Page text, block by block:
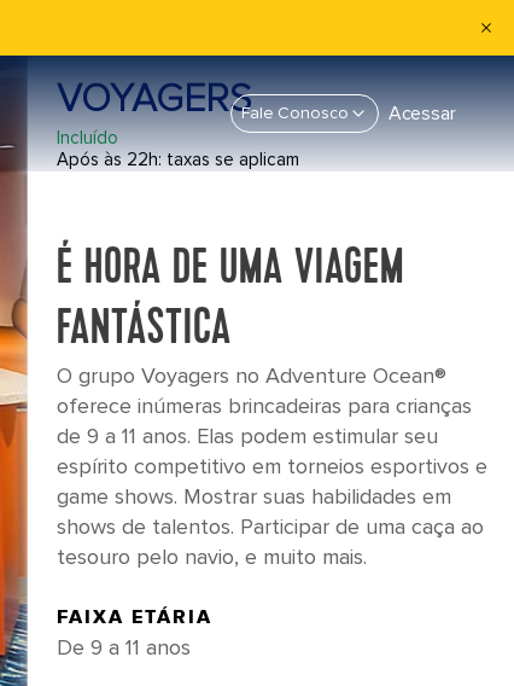
Fale Conosco Acessar
VOYAGERS
Incluído
Após às 22h: taxas se aplicam
É HORA DE UMA VIAGEM
FANTÁSTICA
O grupo Voyagers no Adventure Ocean®
oferece inúmeras brincadeiras para crianças
de 9 a 11 anos. Elas podem estimular seu
espírito competitivo em torneios esportivos e
game shows. Mostrar suas habilidades em
shows de talentos. Participar de uma caça ao
tesouro pelo navio, e muito mais.
FAIXA ETÁRIA
De 9 a 11 anos